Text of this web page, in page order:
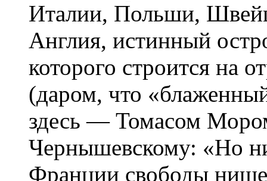
Италии, Польши,
Англия, истинный
которого строится на
(даром, что
здесь — Томасом
Чернышевскому: «Но
Франции свободы